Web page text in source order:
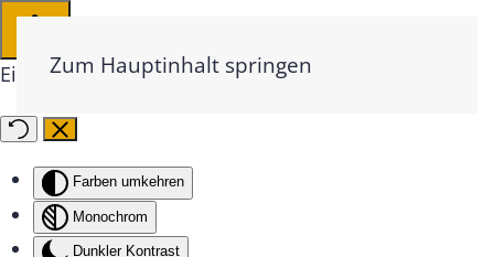
Eingabehilfen öffnen
Farben umkehren
Monochrom
Dunkler Kontrast
Zum Hauptinhalt springen